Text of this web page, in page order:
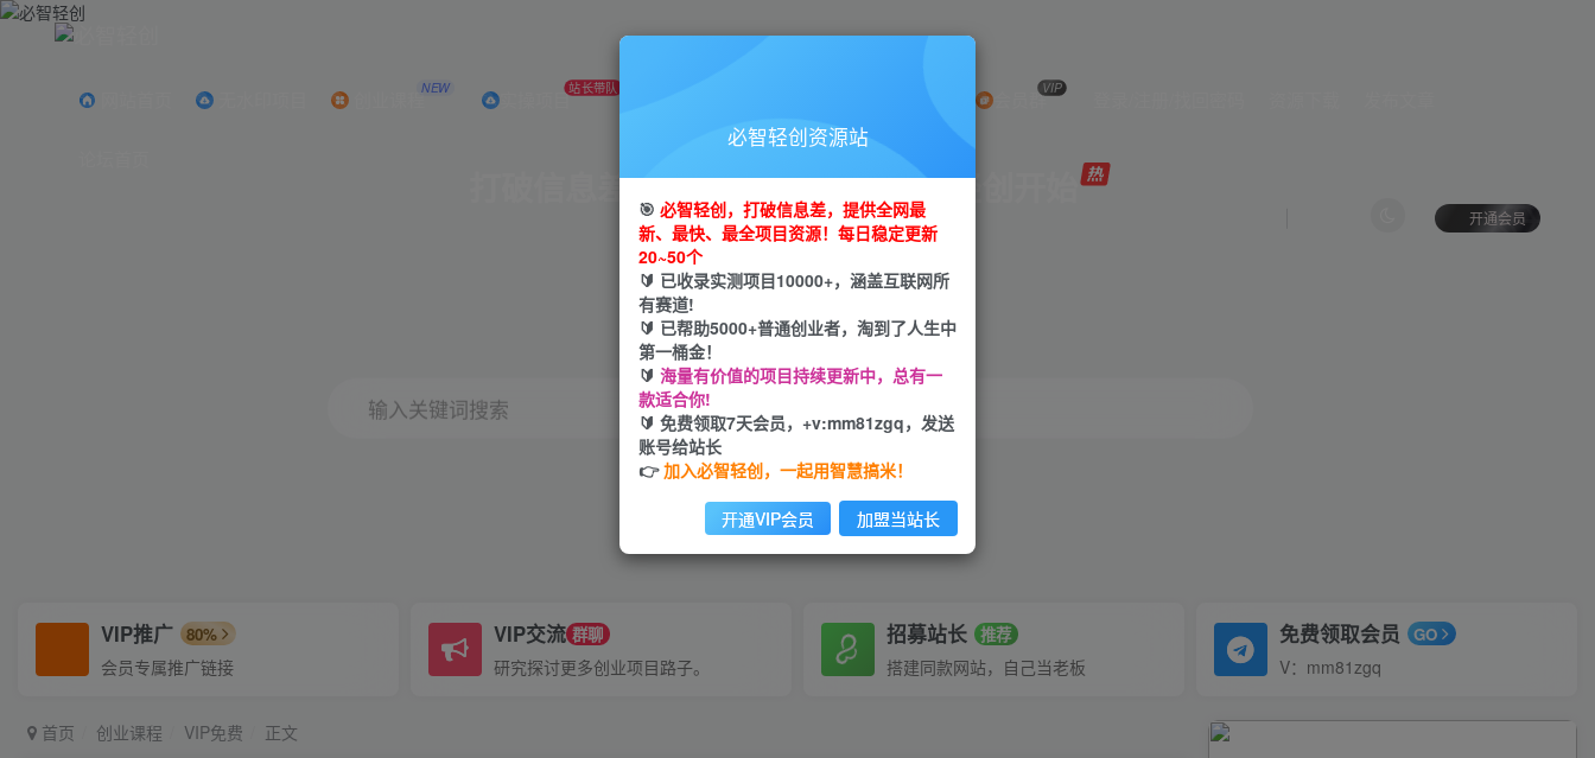
创业课程NEW 实操项目站长带队 会员群VIP
开通会员
打破信息差，挖到第一桶金从必智轻创开始
轻创业+轻投资+轻松赚
全网首发 每日更新！
输入关键词搜索
引流 抖音 小红书 剪辑 电商
VIP推广 80%
会员专属推广链接
VIP交流 群聊
研究探讨更多创业项目路子。
招募站长 推荐
搭建同款网站，自己当老板
免费领取会员 GO
V：mm81zgq
首页 创业课程 VIP免费 正文
必智轻创资源站
🎯 必智轻创，打破信息差，提供全网最
新、最快、最全项目资源！每日稳定更新
20~50个
🔰 已收录实测项目10000+，涵盖互联网所
有赛道!
🔰 已帮助5000+普通创业者，淘到了人生中
第一桶金！
🔰 海量有价值的项目持续更新中，总有一
款适合你!
🔰 免费领取7天会员，+v:mm81zgq，发送
账号给站长
👉加入必智轻创，一起用智慧搞米！
开通VIP会员 加盟当站长